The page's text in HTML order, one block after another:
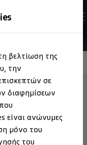
βελτίωση της
την
σε
διαφημίσεων
είναι ανώνυμες
μόνο του
του
σας